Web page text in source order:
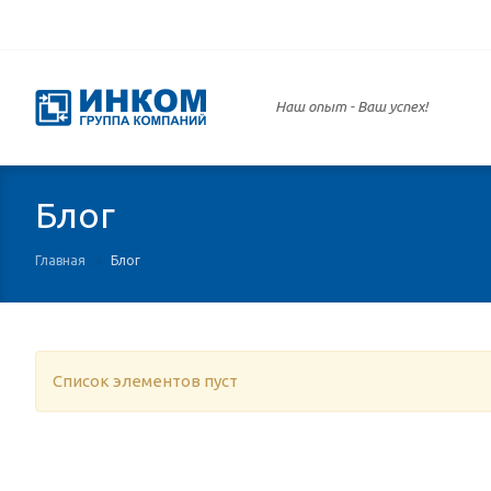
Наш опыт -Ваш успех!
Блог
Главная Блог
Список элементов пуст